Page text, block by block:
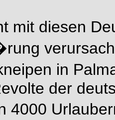
mit diesen
in
der
4000